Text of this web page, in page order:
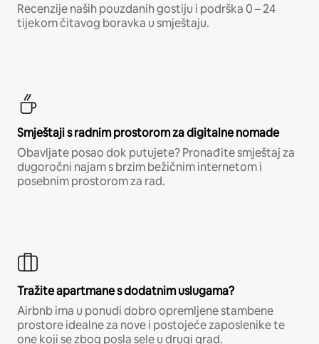
Recenzije naših pouzdanih gostiju i podrška 0 – 24
tijekom čitavog boravka u smještaju.
Smještaji s radnim prostorom za digitalne nomade
Obavljate posao dok putujete? Pronađite smještaj za
dugoročni najam s brzim bežičnim internetom i
posebnim prostorom za rad.
Tražite apartmane s dodatnim uslugama?
Airbnb ima u ponudi dobro opremljene stambene
prostore idealne za nove i postojeće zaposlenike te
one koji se zbog posla sele u drugi grad.